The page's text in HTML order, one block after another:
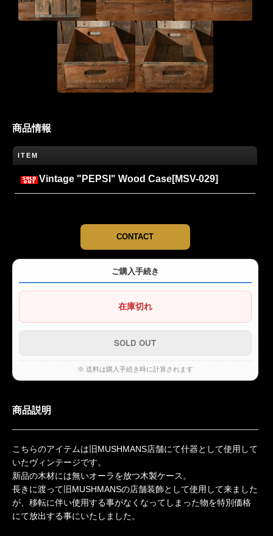
商品情報
ITEM
Vintage "PEPSI" Wood Case[MSV-029]
CONTACT
ご購入手続き
在庫切れ
※ 送料は購入手続き時に計算されます
商品説明
こちらのアイテムは旧MUSHMANS店舗にて什器として使用して
いたヴィンテージです。
新品の木材には無いオーラを放つ木製ケース。
長きに渡って旧MUSHMANSの店舗装飾として使用して来ました
が、移転に伴い使用する事がなくなってしまった物を特別価格
にて放出する事にいたしました。